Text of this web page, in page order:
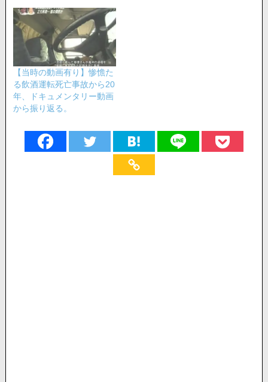
【当時の動画有り】惨憺た
る飲酒運転死亡事故から20
年、ドキュメンタリー動画
から振り返る。